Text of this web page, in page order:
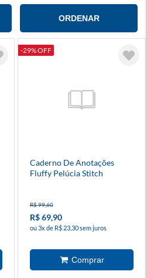
ORDENAR
-29% OFF
Caderno De Anotações
Fluffy Pelúcia Stitch
R$ 99,60
R$ 69,90
ou 3x de R$ 23,30 sem juros